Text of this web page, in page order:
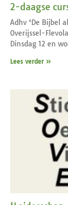
2-daagse
Adhv ‘De Bijbel
Overijssel-
Dinsdag 12 en
Lees verder »